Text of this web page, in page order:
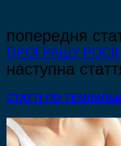
попередня
ПРОГРАШУ РОСІЇ
наступна
СТАТТІ ПО ТЕМІ